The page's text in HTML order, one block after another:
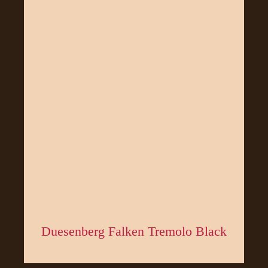
Duesenberg Falken Tremolo Black